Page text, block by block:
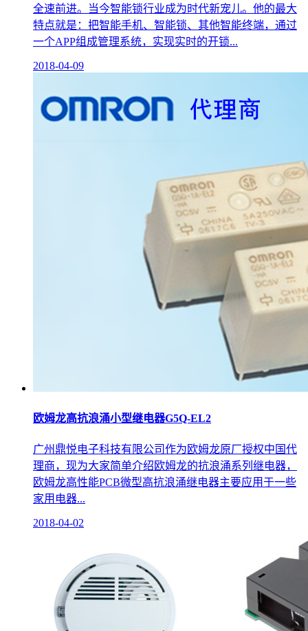
全速前进。当今智能锁行业成为时代新宠儿。他的最大
特点就是：把智能手机、智能锁、其他智能终端，通过
一个APP组成管理系统，实现实时的开锁...
2018-04-09
欧姆龙高抗浪涌小型继电器G5Q-EL2
广州鼎悦电子科技有限公司作为欧姆龙原厂授权中国代
理商，现为大家简单介绍欧姆龙的抗浪涌系列继电器，
欧姆龙高性能PCB微型高抗浪涌继电器主要应用于一些
家用电器...
2018-04-02